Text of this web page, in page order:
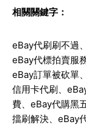
相關關鍵字：
eBay代刷刷不過、
eBay代標拍賣服務
eBay訂單被砍單、
信用卡代刷、
費、 eBay代購黑
擋刷解決、 eBay